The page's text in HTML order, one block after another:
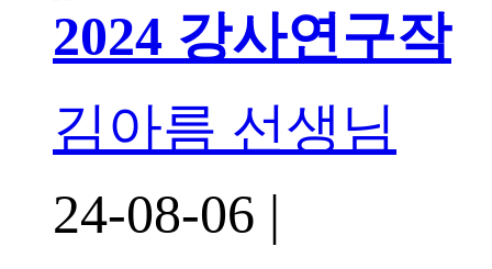
2024 강사연구작
김아름 선생님
24-08-06 |